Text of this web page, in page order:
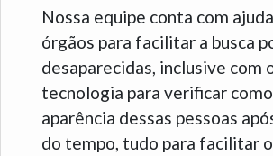
Nossa equipe conta com
órgãos para facilitar a busca
desaparecidas, inclusive com
tecnologia para verificar
aparência dessas pessoas
do tempo, tudo para facilitar